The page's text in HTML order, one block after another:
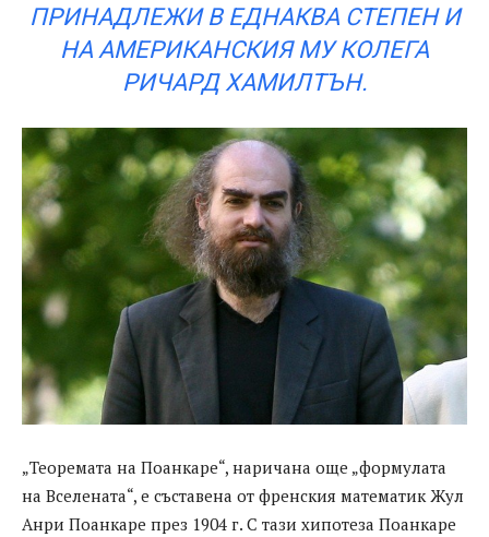
ПРИНАДЛЕЖИ В ЕДНАКВА СТЕПЕН И
НА АМЕРИКАНСКИЯ МУ КОЛЕГА
РИЧАРД ХАМИЛТЪН.
„Теоремата на Поанкаре“, наричана още „формулата
на Вселената“, е съставена от френския математик Жул
Анри Поанкаре през 1904 г. С тази хипотеза Поанкаре